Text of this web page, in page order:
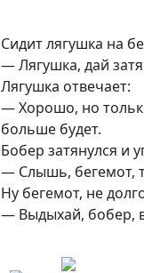
Сидит лягушка на
— Лягушка, дай
Лягушка отвечает:
— Хорошо, но
больше будет.
Бобер затянулся и
— Слышь, бегемот,
Ну бегемот, не
— Выдыхай, бобер,